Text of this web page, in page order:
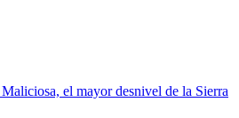
el mayor desnivel de la Sierra